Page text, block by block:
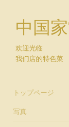
中国
欢迎光临
我们店的特色菜
トップページ
写真